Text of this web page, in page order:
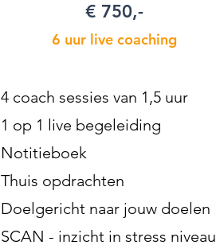
€ 750,-
6 uur live coaching
4 coach sessies van 1,5 uur
1 op 1 live begeleiding
Notitieboek
Thuis opdrachten
Doelgericht naar jouw doelen
SCAN - inzicht in stress niveau